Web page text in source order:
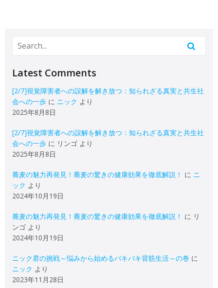
Latest Comments
[2/7]視覚障害者への誤解を解き放つ：知られざる真実と共生社
会への一歩 に ニック より
2025年8月8日
[2/7]視覚障害者への誤解を解き放つ：知られざる真実と共生社
会への一歩 に リンゴ より
2025年8月8日
蕎麦の魅力再発見！蕎麦の驚きの健康効果を徹底解説！ に ニ
ック より
2024年10月19日
蕎麦の魅力再発見！蕎麦の驚きの健康効果を徹底解説！ に リ
ンゴ より
2024年10月19日
ニック君の挑戦～悩みから始めるバキバキ背筋生活～の巻 に
ニック より
2023年11月28日